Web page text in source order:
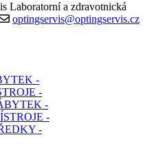
Laboratorní a zdravotnická
optingservis@optingservis.cz
-
-
-
-
-